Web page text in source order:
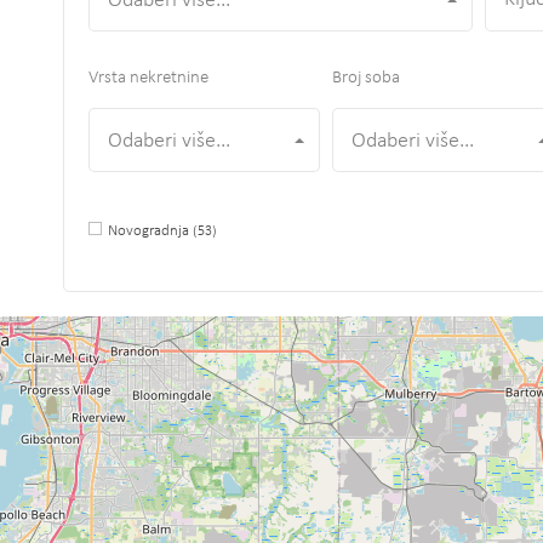
Vrsta nekretnine
Odaberi više...
Broj soba
Odaberi više...
Novogradnja (53)